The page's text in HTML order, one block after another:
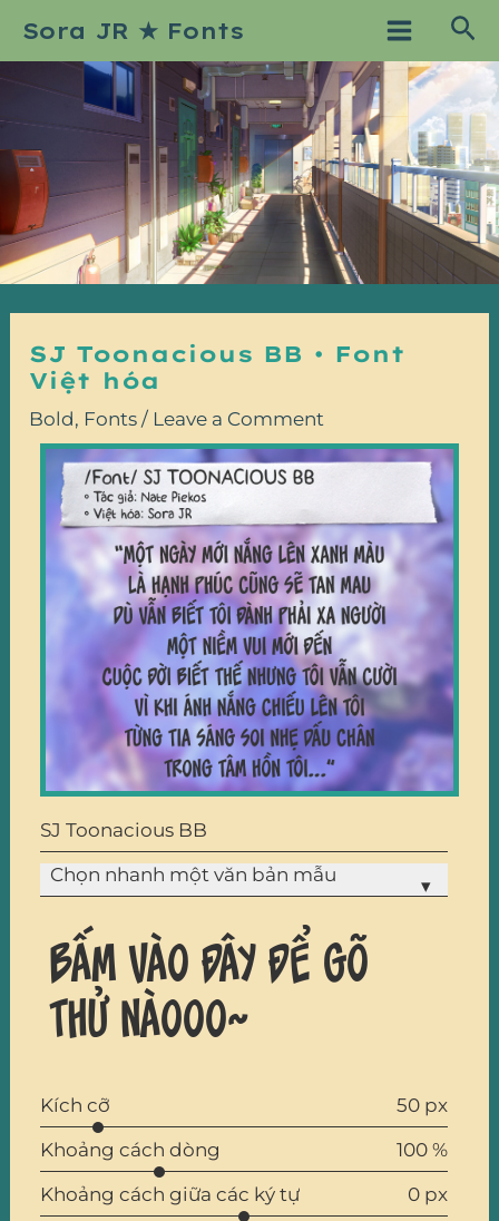
content
Sora JR ★ Fonts
Main
Menu
SJ Toonacious BB • Font
Việt hóa
Bold, Fonts / Leave a Comment
SJ Toonacious BB
Chọn nhanh một văn bản mẫu
▾
Bấm vào đây để gõ
thử nàooo~
Kích cỡ
50 px
Khoảng cách dòng
100 %
Khoảng cách giữa các ký tự
0 px
navigation